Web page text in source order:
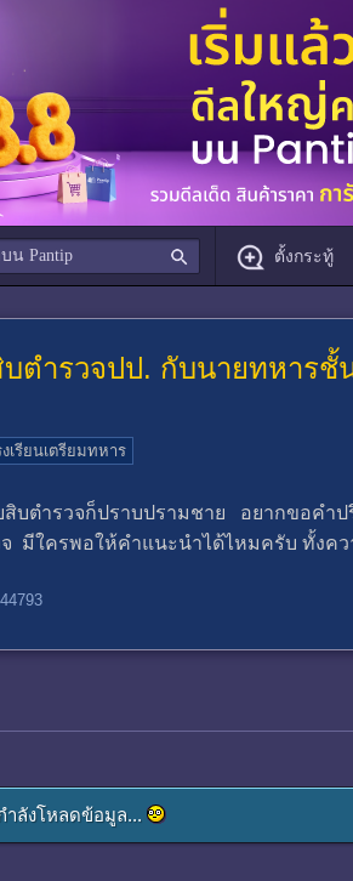
ตั้งกระทู้
บตำรวจปป. กับนายทหาร
งเรียนเตรียมทหาร
ตำรวจก็ปราบปรามชาย อยากขอคำป
มีใครพอให้คำแนะนำได้ไหมครับ ทั้งค
ำลังโหลดข้อมูล...